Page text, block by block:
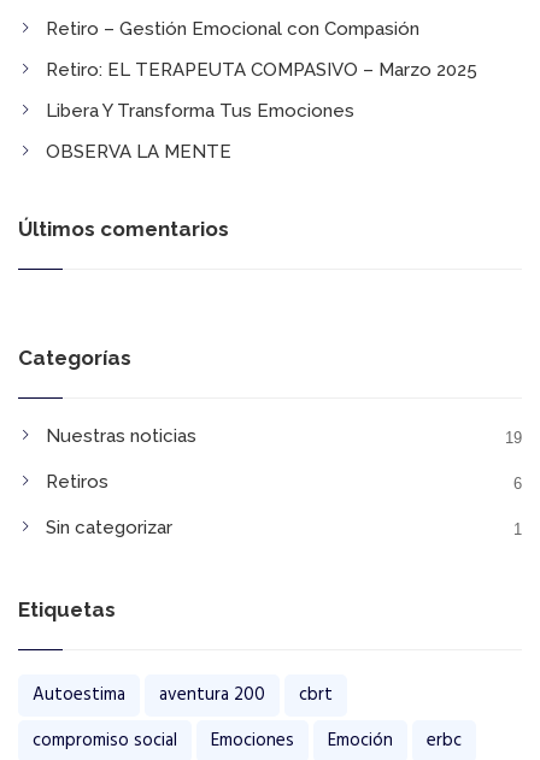
Retiro – Gestión Emocional con Compasión
Retiro: EL TERAPEUTA COMPASIVO​ – Marzo 2025
Libera Y Transforma Tus Emociones​
OBSERVA LA MENTE​
Últimos comentarios
Categorías
Nuestras noticias 19
Retiros 6
Sin categorizar 1
Etiquetas
Autoestima aventura 200
cbrt
compromiso social
Emociones Emoción
erbc